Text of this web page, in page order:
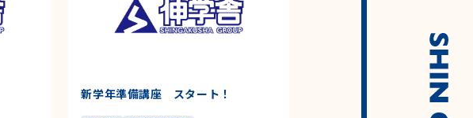
新学年準備講座 スタート！